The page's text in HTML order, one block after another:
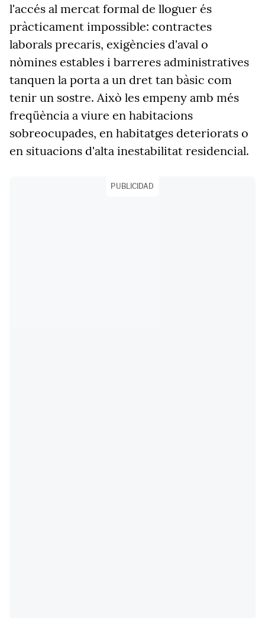
l'accés al mercat formal de lloguer és
pràcticament impossible: contractes
laborals precaris, exigències d'aval o
nòmines estables i barreres administratives
tanquen la porta a un dret tan bàsic com
tenir un sostre. Això les empeny amb més
freqüència a viure en habitacions
sobreocupades, en habitatges deteriorats o
en situacions d'alta inestabilitat residencial.
PUBLICIDAD